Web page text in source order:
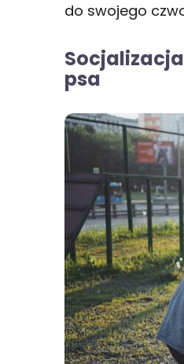
do swojego
psa